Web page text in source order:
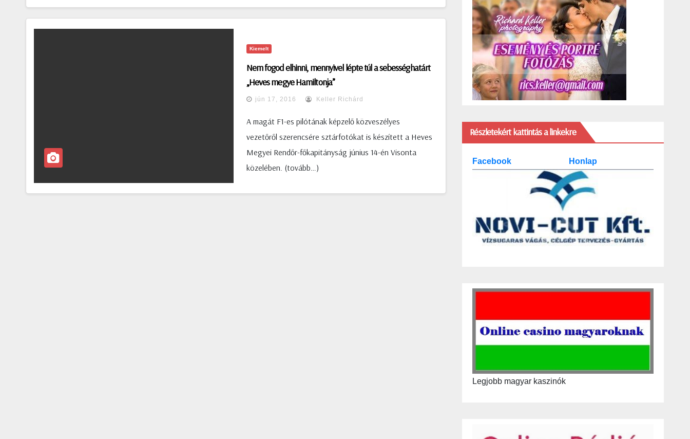
Kiemelt
Nem fogod elhinni, mennyivel lépte túl a sebességhatárt
„Heves megye Hamiltonja”
jún 17, 2016 Keller Richárd
A magát F1-es pilótának képzelő közveszélyes
vezetőről szerencsére sztárfotókat is készített a Heves
Megyei Rendőr-főkapitányság június 14-én Visonta
közelében. (tovább…)
Részletekért kattintás a linkekre
Facebook Honlap
Legjobb magyar kaszinók